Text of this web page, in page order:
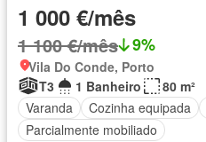
1 000 €/mês
1 100 €/mês 9%
Vila Do Conde, Porto
T3
1 Banheiro
80 m²
Varanda
Cozinha equipada
Parcialmente mobiliado